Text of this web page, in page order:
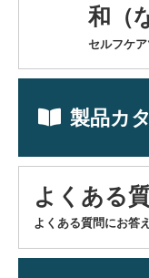
和（
セルフケ
製品カ
よくある
よくある質問にお答